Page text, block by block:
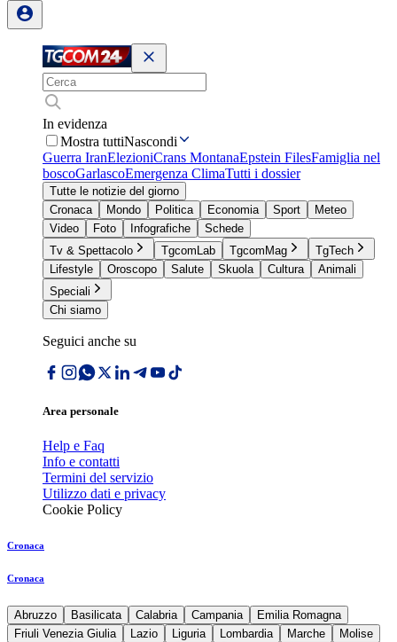
In evidenza
Mostra tuttiNascondi
Guerra IranElezioniCrans MontanaEpstein FilesFamiglia nel
boscoGarlascoEmergenza ClimaTutti i dossier
Tutte le notizie del giorno
Cronaca
Mondo Politica Economia Sport
Meteo
Video
Foto Infografiche
Schede
Tv & Spettacolo
TgcomLab TgcomMag
TgTech
Lifestyle
Oroscopo Salute Skuola Cultura
Animali
Speciali
Chi siamo
Seguici anche su
Area personale
Help e Faq
Info e contatti
Termini del servizio
Utilizzo dati e privacy
Cookie Policy
Cronaca
Cronaca
Abruzzo Basilicata Calabria Campania
Emilia Romagna
Friuli Venezia Giulia
Lazio Liguria Lombardia Marche
Molise